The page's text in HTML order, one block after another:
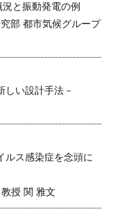
と振動発電の例
部 都市気候グループ
しい設計手法－
ルス感染症を念頭に
授 関 雅文